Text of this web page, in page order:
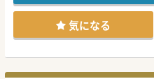
気になる